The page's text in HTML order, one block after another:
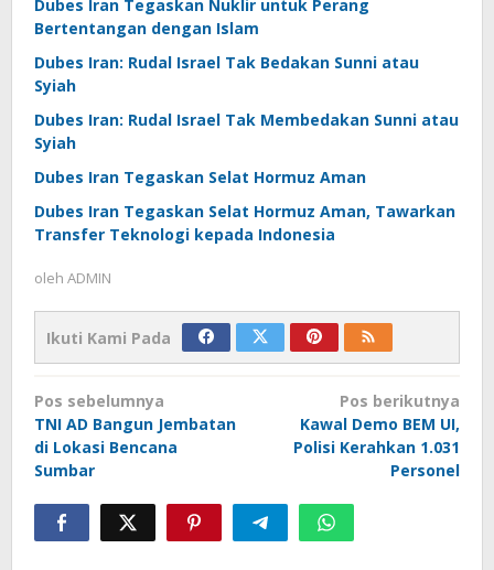
Dubes Iran Tegaskan Nuklir untuk Perang
Bertentangan dengan Islam
Dubes Iran: Rudal Israel Tak Bedakan Sunni atau
Syiah
Dubes Iran: Rudal Israel Tak Membedakan Sunni atau
Syiah
Dubes Iran Tegaskan Selat Hormuz Aman
Dubes Iran Tegaskan Selat Hormuz Aman, Tawarkan
Transfer Teknologi kepada Indonesia
oleh ADMIN
Ikuti Kami Pada
Navigasi
pos
Pos sebelumnya
TNI AD Bangun Jembatan
di Lokasi Bencana
Sumbar
Pos berikutnya
Kawal Demo BEM UI,
Polisi Kerahkan 1.031
Personel